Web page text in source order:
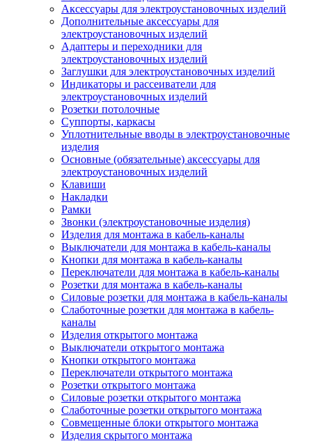
Аксессуары для электроустановочных изделий
Дополнительные аксессуары для
электроустановочных изделий
Адаптеры и переходники для
электроустановочных изделий
Заглушки для электроустановочных изделий
Индикаторы и рассеиватели для
электроустановочных изделий
Розетки потолочные
Суппорты, каркасы
Уплотнительные вводы в электроустановочные
изделия
Основные (обязательные) аксессуары для
электроустановочных изделий
Клавиши
Накладки
Рамки
Звонки (электроустановочные изделия)
Изделия для монтажа в кабель-каналы
Выключатели для монтажа в кабель-каналы
Кнопки для монтажа в кабель-каналы
Переключатели для монтажа в кабель-каналы
Розетки для монтажа в кабель-каналы
Силовые розетки для монтажа в кабель-каналы
Слаботочные розетки для монтажа в кабель-
каналы
Изделия открытого монтажа
Выключатели открытого монтажа
Кнопки открытого монтажа
Переключатели открытого монтажа
Розетки открытого монтажа
Силовые розетки открытого монтажа
Слаботочные розетки открытого монтажа
Совмещенные блоки открытого монтажа
Изделия скрытого монтажа